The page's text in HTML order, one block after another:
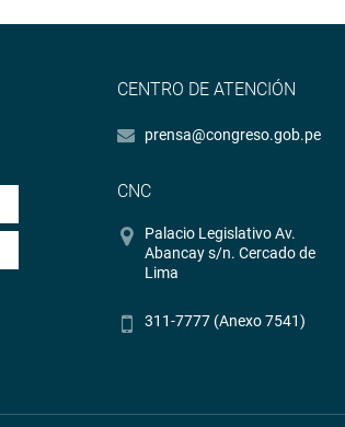
CENTRO DE ATENCIÓN
prensa@congreso.gob.pe
CNC
Palacio Legislativo Av.
Abancay s/n. Cercado de
Lima
311-7777 (Anexo 7541)